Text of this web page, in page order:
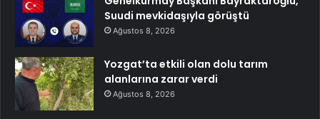
Suudi mevkidaşıyla görüştü
Ağustos 8, 2026
Yozgat’ta etkili olan dolu tarım
alanlarına zarar verdi
Ağustos 8, 2026